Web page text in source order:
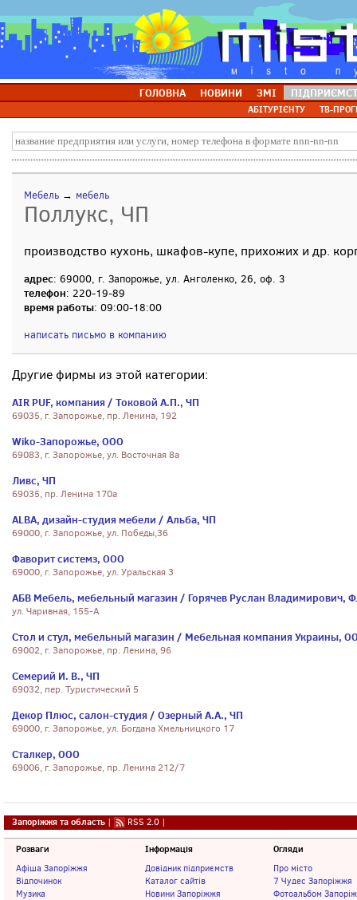
ГОЛОВНА НОВИНИ ЗМІ
АБІТУРІЄНТУ ТВ-
Мебель → мебель
Поллукс, ЧП
производство кухонь, шкафов-купе, прихожих и др.
адрес: 69000, г. Запорожье, ул. Анголенко, 26, оф. 3
телефон: 220-19-89
время работы: 09:00-18:00
написать письмо в компанию
Другие фирмы из этой категории:
AIR PUF, компания / Токовой А.П., ЧП
69035, г. Запорожье, пр. Ленина, 192
Wiko-Запорожье, ООО
69083, г. Запорожье, ул. Восточная 8а
Ливс, ЧП
69035, пр. Ленина 170а
ALBA, дизайн-студия мебели / Альба, ЧП
69000, г. Запорожье, ул. Победы,36
Фаворит системз, ООО
69000, г. Запорожье, ул. Уральская 3
АБВ Мебель, мебельный магазин / Горячев Руслан Владимирович,
ул. Чаривная, 155-А
Стол и стул, мебельный магазин / Мебельная компания Украины,
69002, г. Запорожье, пр. Ленина, 96
Семерий И. В., ЧП
69032, пер. Туристический 5
Декор Плюс, салон-студия / Озерный А.А., ЧП
69000, г. Запорожье, ул. Богдана Хмельницкого 17
Сталкер, ООО
69006, г. Запорожье, пр. Ленина 212/7
Запоріжжя та область | RSS 2.0 |
Розваги
Афіша Запоріжжя
Відпочинок
Музика
Інформація
Довідник підприємств
Каталог сайтів
Новини Запоріжжя
Огляди
Про місто
7 Чудес Запоріжжя
Фотоальбом